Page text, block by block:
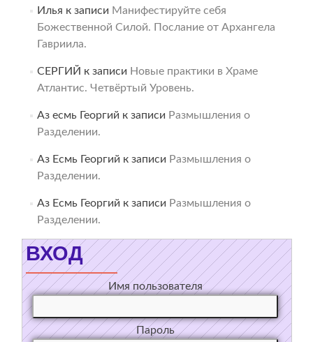
Илья к записи Манифестируйте себя
Божественной Силой. Послание от Архангела
Гавриила.
СЕРГИЙ к записи Новые практики в Храме
Атлантис. Четвёртый Уровень.
Аз есмь Георгий к записи Размышления о
Разделении.
Аз Есмь Георгий к записи Размышления о
Разделении.
Аз Есмь Георгий к записи Размышления о
Разделении.
ВХОД
Имя пользователя
Пароль